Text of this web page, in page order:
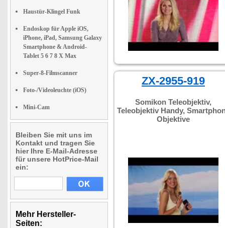
Haustür-Klingel Funk
Endoskop für Apple iOS,
iPhone, iPad, Samsung Galaxy
Smartphone & Android-
Tablet 5 6 7 8 X Max
Super-8-Filmscanner
Foto-/Videoleuchte (iOS)
Mini-Cam
Bleiben Sie mit uns im
Kontakt und tragen Sie
hier Ihre E-Mail-Adresse
für unsere HotPrice-Mail
ein:
Mehr Hersteller-
Seiten:
ZX-2955-919
Somikon Teleobjektiv,
Teleobjektiv Handy,
Objektive